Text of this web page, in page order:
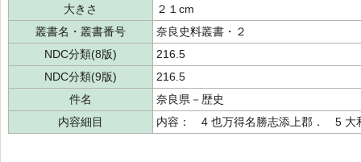
大きさ
２１cm
叢書名・叢書番号
奈良史料叢書・２
NDC分類(8版)
216.5
NDC分類(9版)
216.5
件名
奈良県－歴史
内容細目
内容： 4 也万得名勝志添上郡． 5 大